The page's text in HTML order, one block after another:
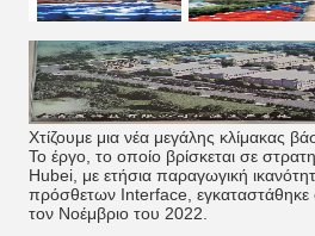
Χτίζουμε μια νέα μεγάλης κλίμακας
Το έργο, το οποίο βρίσκεται σε
Hubei, με ετήσια παραγωγική
πρόσθετων Interface,
τον Νοέμβριο του 2022.